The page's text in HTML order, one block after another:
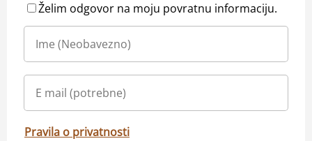
Želim odgovor na moju povratnu informaciju.
Pravila o privatnosti